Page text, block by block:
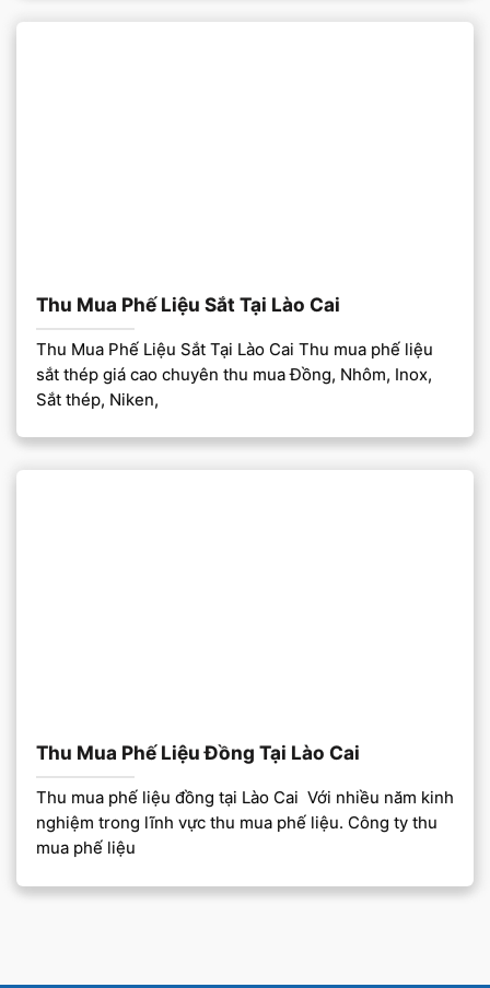
Thu Mua Phế Liệu Sắt Tại Lào Cai
Thu Mua Phế Liệu Sắt Tại Lào Cai Thu mua phế liệu
sắt thép giá cao chuyên thu mua Đồng, Nhôm, Inox,
Sắt thép, Niken,
Thu Mua Phế Liệu Đồng Tại Lào Cai
Thu mua phế liệu đồng tại Lào Cai Với nhiều năm kinh
nghiệm trong lĩnh vực thu mua phế liệu. Công ty thu
mua phế liệu